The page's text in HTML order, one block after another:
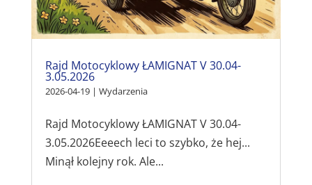
Rajd Motocyklowy ŁAMIGNAT V 30.04-
3.05.2026
2026-04-19| Wydarzenia
Rajd Motocyklowy ŁAMIGNAT V 30.04-
3.05.2026Eeeech leci to szybko, że hej...
Minął kolejny rok. Ale...